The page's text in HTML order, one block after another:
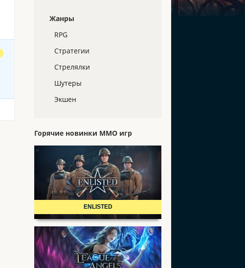
Жанры
RPG
Стратегии
Стрелялки
Шутеры
Экшен
Горячие новинки ММО игр
ENLISTED